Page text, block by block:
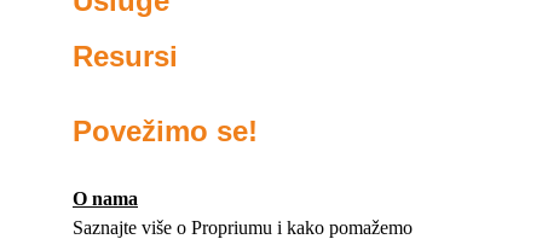
O nama
Saznajte više o Propriumu i kako pomažemo
Povežimo se!
Resursi